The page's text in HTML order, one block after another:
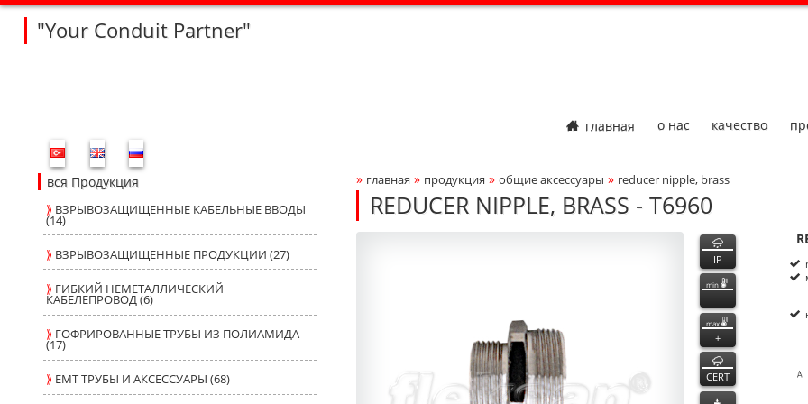
"Your Conduit Partner"
главная о нас качество
вся Продукция
⟫ ВЗРЫВОЗАЩИЩЕННЫЕ КАБЕЛЬНЫЕ ВВОДЫ
(14)
⟫ ВЗРЫВОЗАЩИЩЕННЫЕ ПРОДУКЦИИ (27)
⟫ ГИБКИЙ НЕМЕТАЛЛИЧЕСКИЙ
КАБЕЛЕПРОВОД (6)
⟫ ГОФРИРОВАННЫЕ ТРУБЫ ИЗ ПОЛИАМИДА
(17)
⟫ ЕМТ ТРУБЫ И АКСЕССУАРЫ (68)
Breadcrumbs Navigation
» главная » продукция » общие аксессуары » reducer nipple, brass
REDUCER NIPPLE, BRASS - T6960
T6960
T6960 функции
IP
min
max
+
CERT